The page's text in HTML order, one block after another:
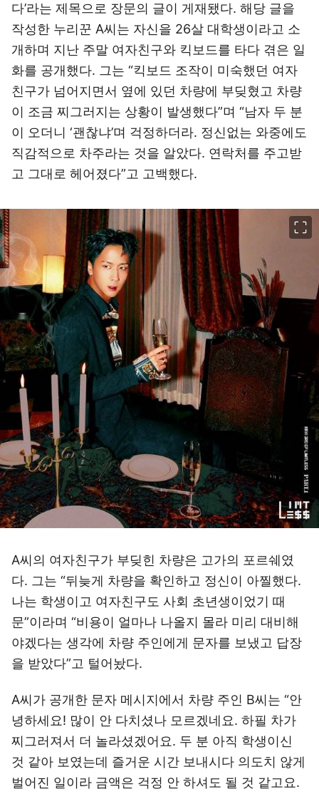
다’라는 제목으로 장문의 글이 게재됐다. 해당 글을
작성한 누리꾼 A씨는 자신을 26살 대학생이라고 소
개하며 지난 주말 여자친구와 킥보드를 타다 겪은 일
화를 공개했다. 그는 “킥보드 조작이 미숙했던 여자
친구가 넘어지면서 옆에 있던 차량에 부딪혔고 차량
이 조금 찌그러지는 상황이 발생했다”며 “남자 두 분
이 오더니 ‘괜찮냐’며 걱정하더라. 정신없는 와중에도
직감적으로 차주라는 것을 알았다. 연락처를 주고받
고 그대로 헤어졌다”고 고백했다.
A씨의 여자친구가 부딪힌 차량은 고가의 포르쉐였
다. 그는 “뒤늦게 차량을 확인하고 정신이 아찔했다.
나는 학생이고 여자친구도 사회 초년생이었기 때
문”이라며 “비용이 얼마나 나올지 몰라 미리 대비해
야겠다는 생각에 차량 주인에게 문자를 보냈고 답장
을 받았다”고 털어놨다.
A씨가 공개한 문자 메시지에서 차량 주인 B씨는 “안
녕하세요! 많이 안 다치셨나 모르겠네요. 하필 차가
찌그러져서 더 놀라셨겠어요. 두 분 아직 학생이신
것 같아 보였는데 즐거운 시간 보내시다 의도치 않게
벌어진 일이라 금액은 걱정 안 하셔도 될 것 같고요.